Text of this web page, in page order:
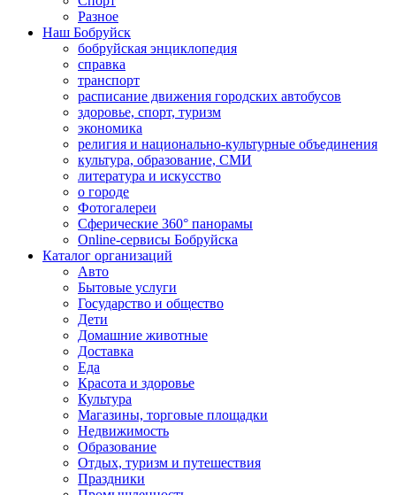
Разное
Наш Бобруйск
бобруйская энциклопедия
справка
транспорт
расписание движения городских автобусов
здоровье, спорт, туризм
экономика
религия и национально-культурные объединения
культура, образование, СМИ
литература и искусство
о городе
Фотогалереи
Сферические 360° панорамы
Online-сервисы Бобруйска
Каталог организаций
Авто
Бытовые услуги
Государство и общество
Дети
Домашние животные
Доставка
Еда
Красота и здоровье
Культура
Магазины, торговые площадки
Недвижимость
Образование
Отдых, туризм и путешествия
Праздники